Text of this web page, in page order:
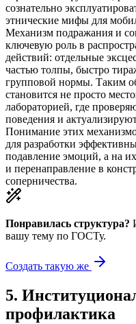
сознательно
этнические мифы для
Механизм подражания и
ключевую роль в
действий: отдельные
частью толпы, быстро
групповой нормы. Таким
становится не просто
лабораторией, где
поведения и
Понимание этих
для разработки
подавление эмоций, а на
и перенаправление в
соперничества.
Понравилась структура?
вашу тему по ГОСТу.
Создать такую же
5.
профилактика